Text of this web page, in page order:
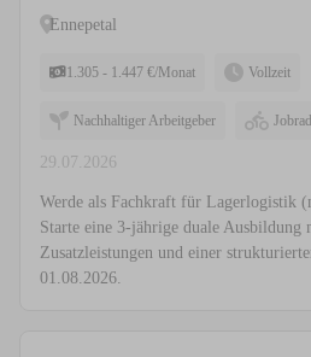
Ennepetal
1.305 - 1.447 €/Monat Vollzeit
Nachhaltiger Arbeitgeber Jobrad
29.07.2026
Werde als Fachkraft für Lagerlogistik
Starte eine 3-jährige duale Ausbildung
Zusatzleistungen und einer
01.08.2026.